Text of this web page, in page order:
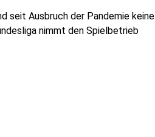
seit Ausbruch der Pandemie keine
nimmt den Spielbetrieb